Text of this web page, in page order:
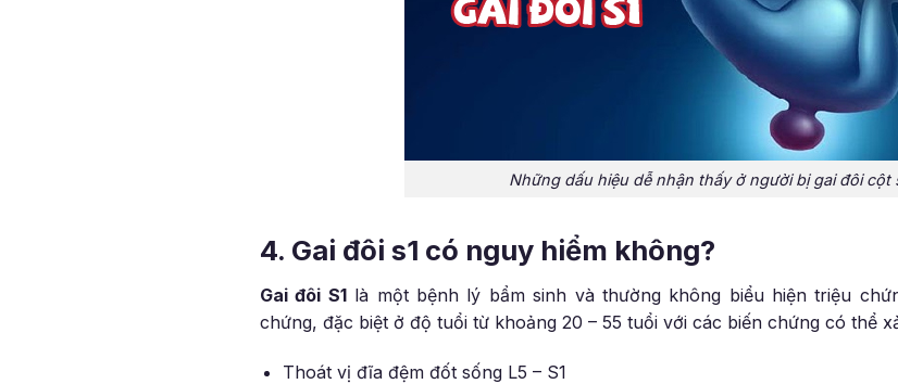
Những dấu hiệu dễ nhận thấy ở người bị gai đôi cột
4. Gai đôi s1 có nguy hiểm không?
Gai đôi S1là một bệnh lý bẩm sinh và thường không biểu hiện triệu
chứng, đặc biệt ở độ tuổi từ khoảng 20 – 55 tuổi với các biến chứng có thể
Thoát vị đĩa đệm đốt sống L5 – S1